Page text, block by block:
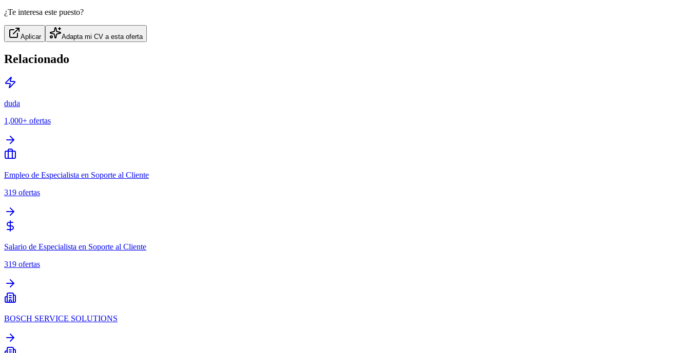
¿Te interesa este puesto?
Aplicar Adapta mi CV a esta oferta
Relacionado
duda
1,000+ ofertas
Empleo de Especialista en Soporte al Cliente
319 ofertas
Salario de Especialista en Soporte al Cliente
319 ofertas
BOSCH SERVICE SOLUTIONS